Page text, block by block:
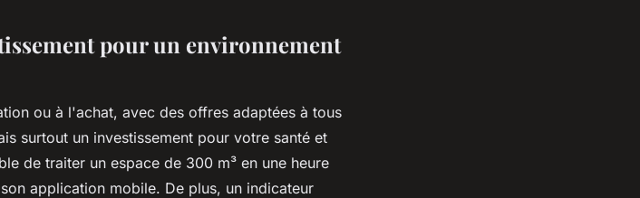
pour un environnement
ou à l'achat, avec des offres adaptées à tous
surtout un investissement pour votre santé et
de traiter un espace de 300 m³ en une heure
application mobile. De plus, un indicateur